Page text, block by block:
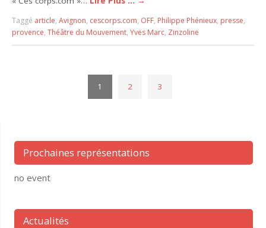
Taggé article,Avignon, cescorps.com, OFF, Philippe Phénieux, presse,
provence,Théâtre du Mouvement,Yves Marc, Zinzoline
1 2 3
Prochaines représentations
no event
Actualités